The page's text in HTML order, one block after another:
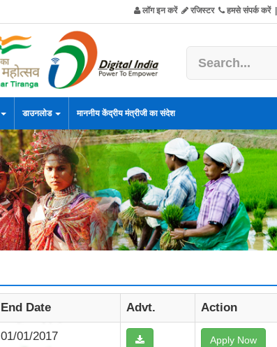
लॉग इन करें रजिस्टर हमसे संपर्क करें|
डाउनलोड माननीय केंद्रीय मंत्रीजी का संदेश
End Date Advt. Action
01/01/2017 Apply Now